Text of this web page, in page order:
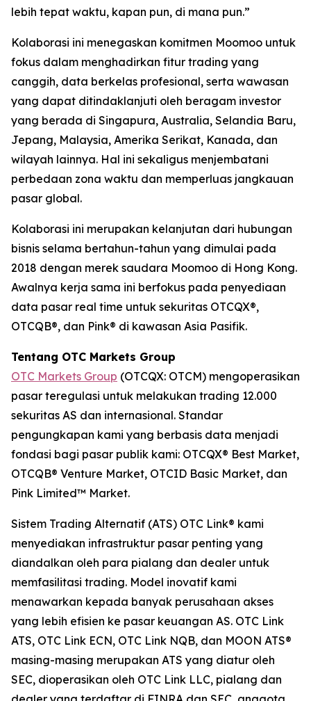
lebih tepat waktu, kapan pun, di mana pun.”
Kolaborasi ini menegaskan komitmen Moomoo untuk
fokus dalam menghadirkan fitur trading yang
canggih, data berkelas profesional, serta wawasan
yang dapat ditindaklanjuti oleh beragam investor
yang berada di Singapura, Australia, Selandia Baru,
Jepang, Malaysia, Amerika Serikat, Kanada, dan
wilayah lainnya. Hal ini sekaligus menjembatani
perbedaan zona waktu dan memperluas jangkauan
pasar global.
Kolaborasi ini merupakan kelanjutan dari hubungan
bisnis selama bertahun-tahun yang dimulai pada
2018 dengan merek saudara Moomoo di Hong Kong.
Awalnya kerja sama ini berfokus pada penyediaan
data pasar real time untuk sekuritas OTCQX®,
OTCQB®, dan Pink® di kawasan Asia Pasifik.
Tentang OTC Markets Group
OTC Markets Group (OTCQX: OTCM) mengoperasikan
pasar teregulasi untuk melakukan trading 12.000
sekuritas AS dan internasional. Standar
pengungkapan kami yang berbasis data menjadi
fondasi bagi pasar publik kami: OTCQX® Best Market,
OTCQB® Venture Market, OTCID Basic Market, dan
Pink Limited™ Market.
Sistem Trading Alternatif (ATS) OTC Link® kami
menyediakan infrastruktur pasar penting yang
diandalkan oleh para pialang dan dealer untuk
memfasilitasi trading. Model inovatif kami
menawarkan kepada banyak perusahaan akses
yang lebih efisien ke pasar keuangan AS. OTC Link
ATS, OTC Link ECN, OTC Link NQB, dan MOON ATS®
masing-masing merupakan ATS yang diatur oleh
SEC, dioperasikan oleh OTC Link LLC, pialang dan